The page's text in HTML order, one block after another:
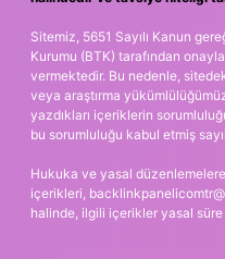
Sitemiz, 5651 Sayılı Kanun
Kurumu (BTK) tarafından
vermektedir. Bu nedenle,
veya araştırma
yazdıkları içeriklerin
bu sorumluluğu kabul etmiş
Hukuka ve yasal
içerikleri,
halinde, ilgili içerikler yasal süre